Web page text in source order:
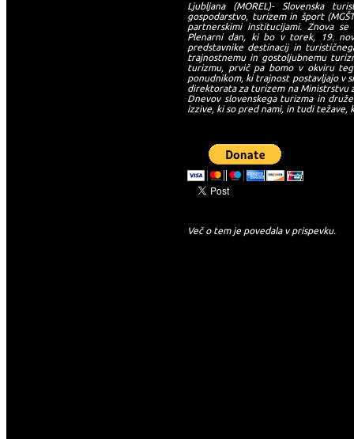
Ljubljana (MOREL)- Slovenska
gospodarstvo, turizem in šport
partnerskimi institucijami. Znova
Plenarni dan, ki bo v torek, 19.
predstavnike destinacij in
trajnostnemu in gostoljubnemu
turizmu, prvič pa bomo v okviru
ponudnikom, ki trajnost postavljajo v
direktorata za turizem na Ministrstvu
Dnevov slovenskega turizma in
izzive, ki so pred nami, in tudi težave,
Več o tem je povedala v prispevku.